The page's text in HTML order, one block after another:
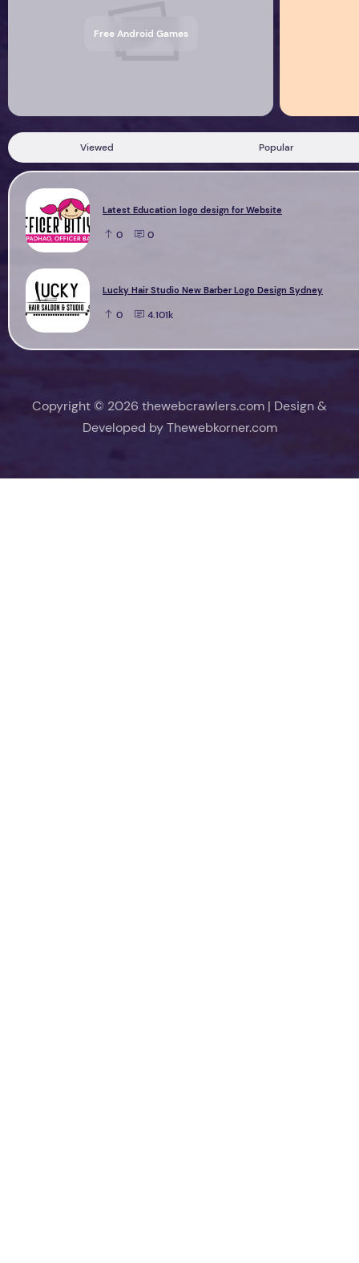
Free Android Games
Viewed Popular
Latest Education logo design for Website
0 0
Lucky Hair Studio New Barber Logo Design Sydney
0 4.101k
Copyright © 2026 thewebcrawlers.com | Design &
Developed byThewebkorner.com